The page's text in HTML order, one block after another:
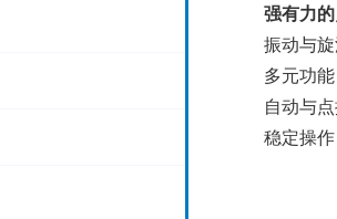
强有力的
振动与旋涡
多元功能：
自动与点振
稳定操作：